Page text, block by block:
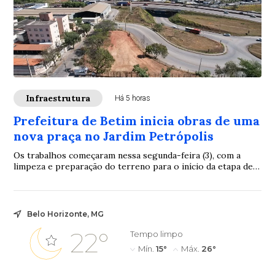
Infraestrutura Há 5 horas
Prefeitura de Betim inicia obras de uma
nova praça no Jardim Petrópolis
Os trabalhos começaram nessa segunda-feira (3), com a
limpeza e preparação do terreno para o início da etapa de
Belo Horizonte, MG
22°
Tempo limpo
Mín. 15° Máx. 26°